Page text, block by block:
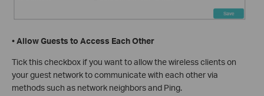
•Allow Guests to Access Each Other
Tick this checkbox if you want to allow the wireless clients on
your guest network to communicate with each other via
methods such as network neighbors and Ping.